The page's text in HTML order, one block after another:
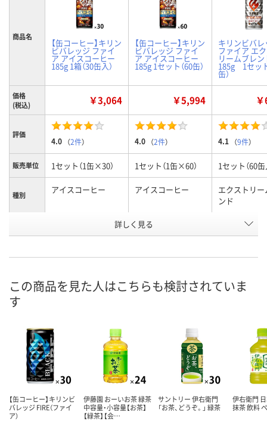
商品名
【缶コーヒー】キリン
ビバレッジ ファイ
ア アイスコーヒー
185g 1箱（30缶入）
【缶コーヒー】キリン
ビバレッジ ファイ
ア アイスコーヒー
185g 1セット（60缶）
キリンビバ
ファイア エ
リームブレン
185g 1セッ
缶）
価格
(税込)
￥3,064 ￥5,994
評価
4.0 （2件） 4.0 （2件） 4.1 （9件）
販売単位 1セット（1缶×30） 1セット（1缶×60） 1セット（60缶
種別 アイスコーヒー アイスコーヒー
エクストリ
ンド
EW44675 3399630
した
カ
詳しく見る
この商品を見た人はこちらも検討されていま
す
【缶コーヒー】キリンビ
バレッジ FIRE（ファイ
ア）
伊藤園 おーいお茶 緑茶
中容量・小容量【お茶】
【緑茶】【会…
サントリー 伊右衛門
「お茶、どうぞ。」 緑茶
伊右衛門
抹茶 飲料